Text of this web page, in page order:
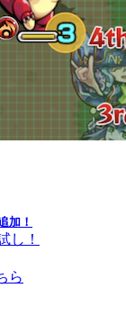
加！
し！
ら